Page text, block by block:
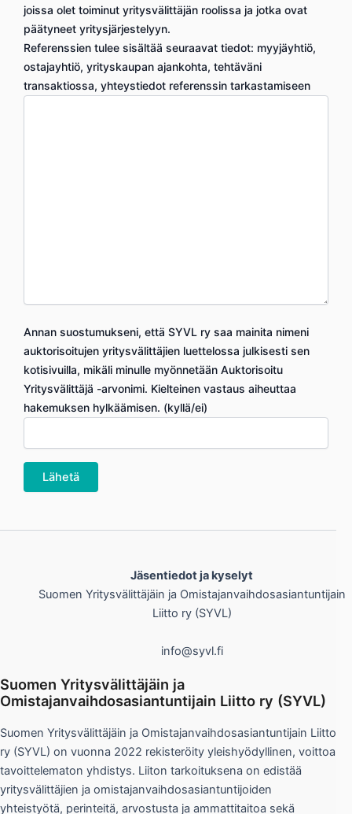
joissa olet toiminut yritysvälittäjän roolissa ja jotka ovat
päätyneet yritysjärjestelyyn.
Referenssien tulee sisältää seuraavat tiedot: myyjäyhtiö,
ostajayhtiö, yrityskaupan ajankohta, tehtäväni
transaktiossa, yhteystiedot referenssin tarkastamiseen
Annan suostumukseni, että SYVL ry saa mainita nimeni
auktorisoitujen yritysvälittäjien luettelossa julkisesti sen
kotisivuilla, mikäli minulle myönnetään Auktorisoitu
Yritysvälittäjä -arvonimi. Kielteinen vastaus aiheuttaa
hakemuksen hylkäämisen. (kyllä/ei)
Jäsentiedot ja kyselyt
Suomen Yritysvälittäjäin ja Omistajanvaihdosasiantuntijain
Liitto ry (SYVL)
info@syvl.fi
Suomen Yritysvälittäjäin ja
Omistajanvaihdosasiantuntijain Liitto ry (SYVL)
Suomen Yritysvälittäjäin ja Omistajanvaihdosasiantuntijain Liitto
ry (SYVL) on vuonna 2022 rekisteröity yleishyödyllinen, voittoa
tavoittelematon yhdistys. Liiton tarkoituksena on edistää
yritysvälittäjien ja omistajanvaihdosasiantuntijoiden
yhteistyötä, perinteitä, arvostusta ja ammattitaitoa sekä